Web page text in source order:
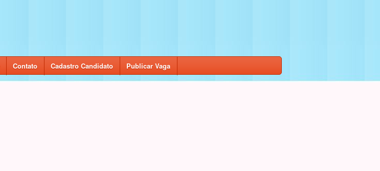
Contato Cadastro Candidato Publicar Vaga